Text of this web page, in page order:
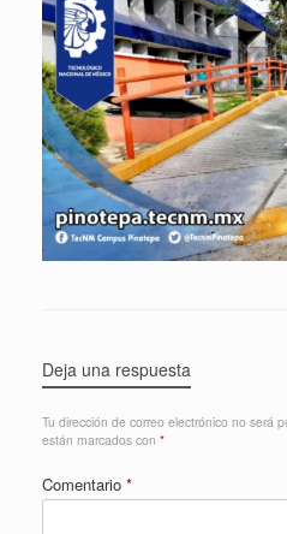
Deja una respuesta
Tu dirección de correo electrónico no será
están marcados con *
Comentario *